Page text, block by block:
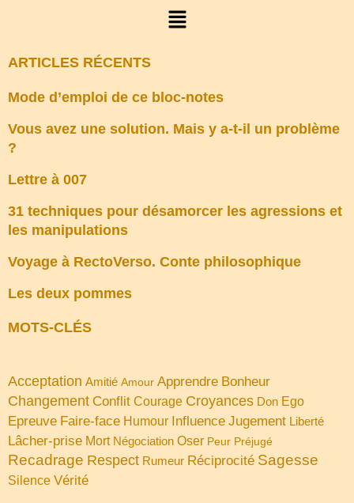
Menu
ARTICLES RÉCENTS
Mode d’emploi de ce bloc-notes
Vous avez une solution. Mais y a-t-il un problème
?
Lettre à 007
31 techniques pour désamorcer les agressions et
les manipulations
Voyage à RectoVerso. Conte philosophique
Les deux pommes
MOTS-CLÉS
Acceptation Amitié Amour Apprendre Bonheur
Changement Conflit Courage Croyances Don Ego
Epreuve Faire-face Humour Influence Jugement Liberté
Lâcher-prise Mort Négociation Oser Peur Préjugé
Recadrage Respect Rumeur Réciprocité Sagesse
Silence Vérité